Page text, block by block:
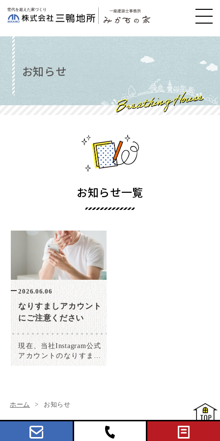
お知らせ
お知らせ一覧
2026.06.06
なりすましアカウント
にご注意ください
現在、当社Instagram公式
アカウントのなりすまし
アカウントが確認されて
アカウント】 ＠
終わっている […]
ホーム お知らせ